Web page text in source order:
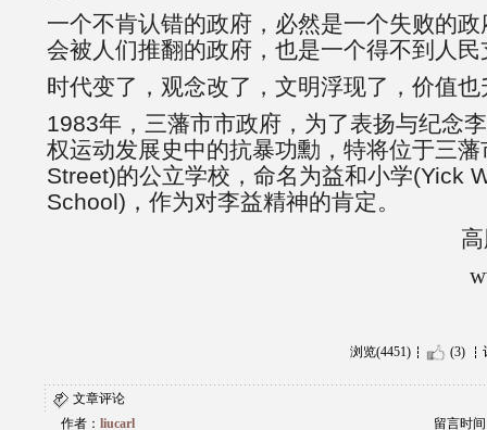
一个不肯认错的政府，必然是一个失败的
会被人们推翻的政府，也是一个得不到人
时代变了，观念改了，文明浮现了，价值也
1983年，三藩市市政府，为了表扬与纪念
权运动发展史中的抗暴功勳，特将位于三
Street)的公立学校，命名为益和小学(Yick
School)，作为对李益精神的肯定。
浏览(4451) (3)
文章评论
作者： liucarl 留言时间